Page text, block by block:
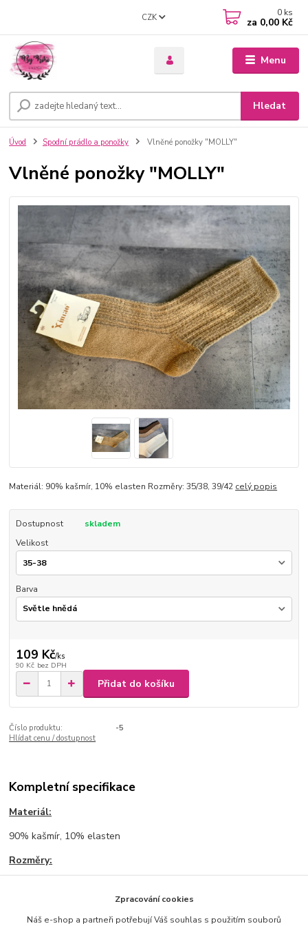
Menu
CZK
Hledat
0 ks
za 0,00 Kč
Úvod Spodní prádlo a ponožky Vlněné ponožky "MOLLY"
Vlněné ponožky "MOLLY"
Materiál: 90% kašmír, 10% elasten Rozměry: 35/38, 39/42 celý popis
Dostupnost
skladem
Velikost
Barva
109 Kč/ks
90 Kč bez DPH
Přidat do košíku
Číslo produktu:
-5
Hlídat cenu / dostupnost
Kompletní specifikace
Materiál:
90% kašmír, 10% elasten
Rozměry:
Zpracování cookies
Náš e-shop a partneři potřebují Váš souhlas s použitím souborů